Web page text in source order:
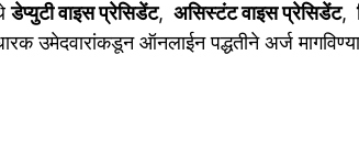
डेप्युटी वाइस प्रेसिडेंट, असिस्टंट वाइस प्रेसिडेंट,
उमेदवारांकडून ऑनलाईन पद्धतीने अर्ज